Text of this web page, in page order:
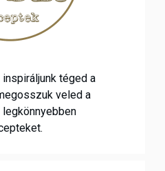
inspiráljunk téged a
veled a